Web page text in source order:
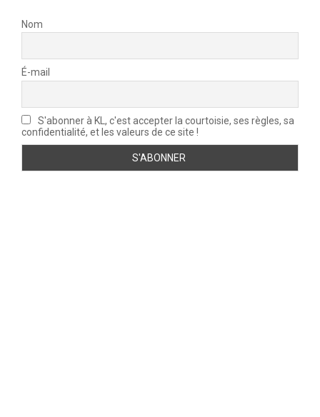
Nom
É-mail
S'abonner à KL, c'est accepter la courtoisie, ses règles, sa
confidentialité, et les valeurs de ce site !